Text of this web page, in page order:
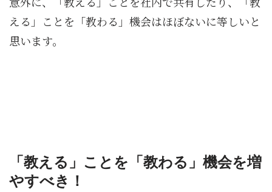
える」ことを「教わる」機会はほぼないに等しいと
思います。
「教える」ことを「教わる」機会を増
やすべき！